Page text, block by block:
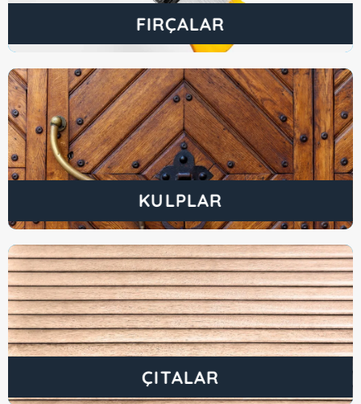
FIRÇALAR
KULPLAR
ÇITALAR